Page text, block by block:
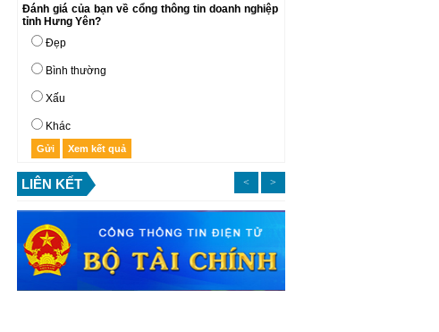
Đánh giá của bạn về cổng thông tin doanh nghiệp
tỉnh Hưng Yên?
Đẹp
Bình thường
Xấu
Khác
LIÊN KẾT >
<